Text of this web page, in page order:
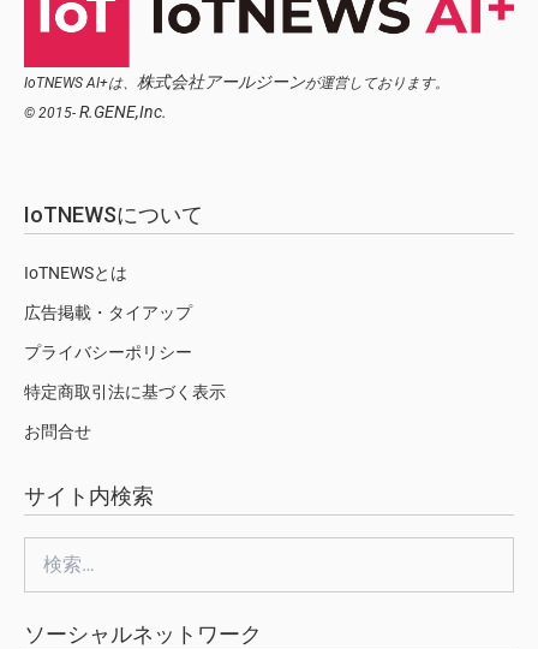
IoTNEWS AI+は、 株式会社アールジーンが運営しております。
© 2015- R.GENE,Inc.
IoTNEWSについて
IoTNEWSとは
広告掲載・タイアップ
プライバシーポリシー
特定商取引法に基づく表示
お問合せ
サイト内検索
索:
ソーシャルネットワーク